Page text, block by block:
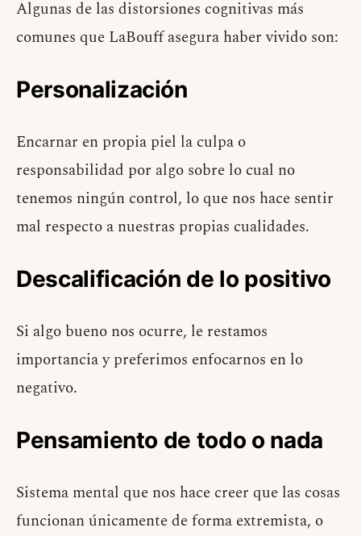
Algunas de las distorsiones cognitivas más
comunes que LaBouff asegura haber vivido son:
Personalización
Encarnar en propia piel la culpa o
responsabilidad por algo sobre lo cual no
tenemos ningún control, lo que nos hace sentir
mal respecto a nuestras propias cualidades.
Descalificación de lo positivo
Si algo bueno nos ocurre, le restamos
importancia y preferimos enfocarnos en lo
negativo.
Pensamiento de todo o nada
Sistema mental que nos hace creer que las cosas
funcionan únicamente de forma extremista, o